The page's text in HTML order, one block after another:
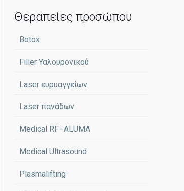
Θεραπείες προσώπου
Botox
Filler Υαλουρονικού
Laser ευρυαγγείων
Laser πανάδων
Medical RF -ALUMA
Medical Ultrasound
Plasmalifting